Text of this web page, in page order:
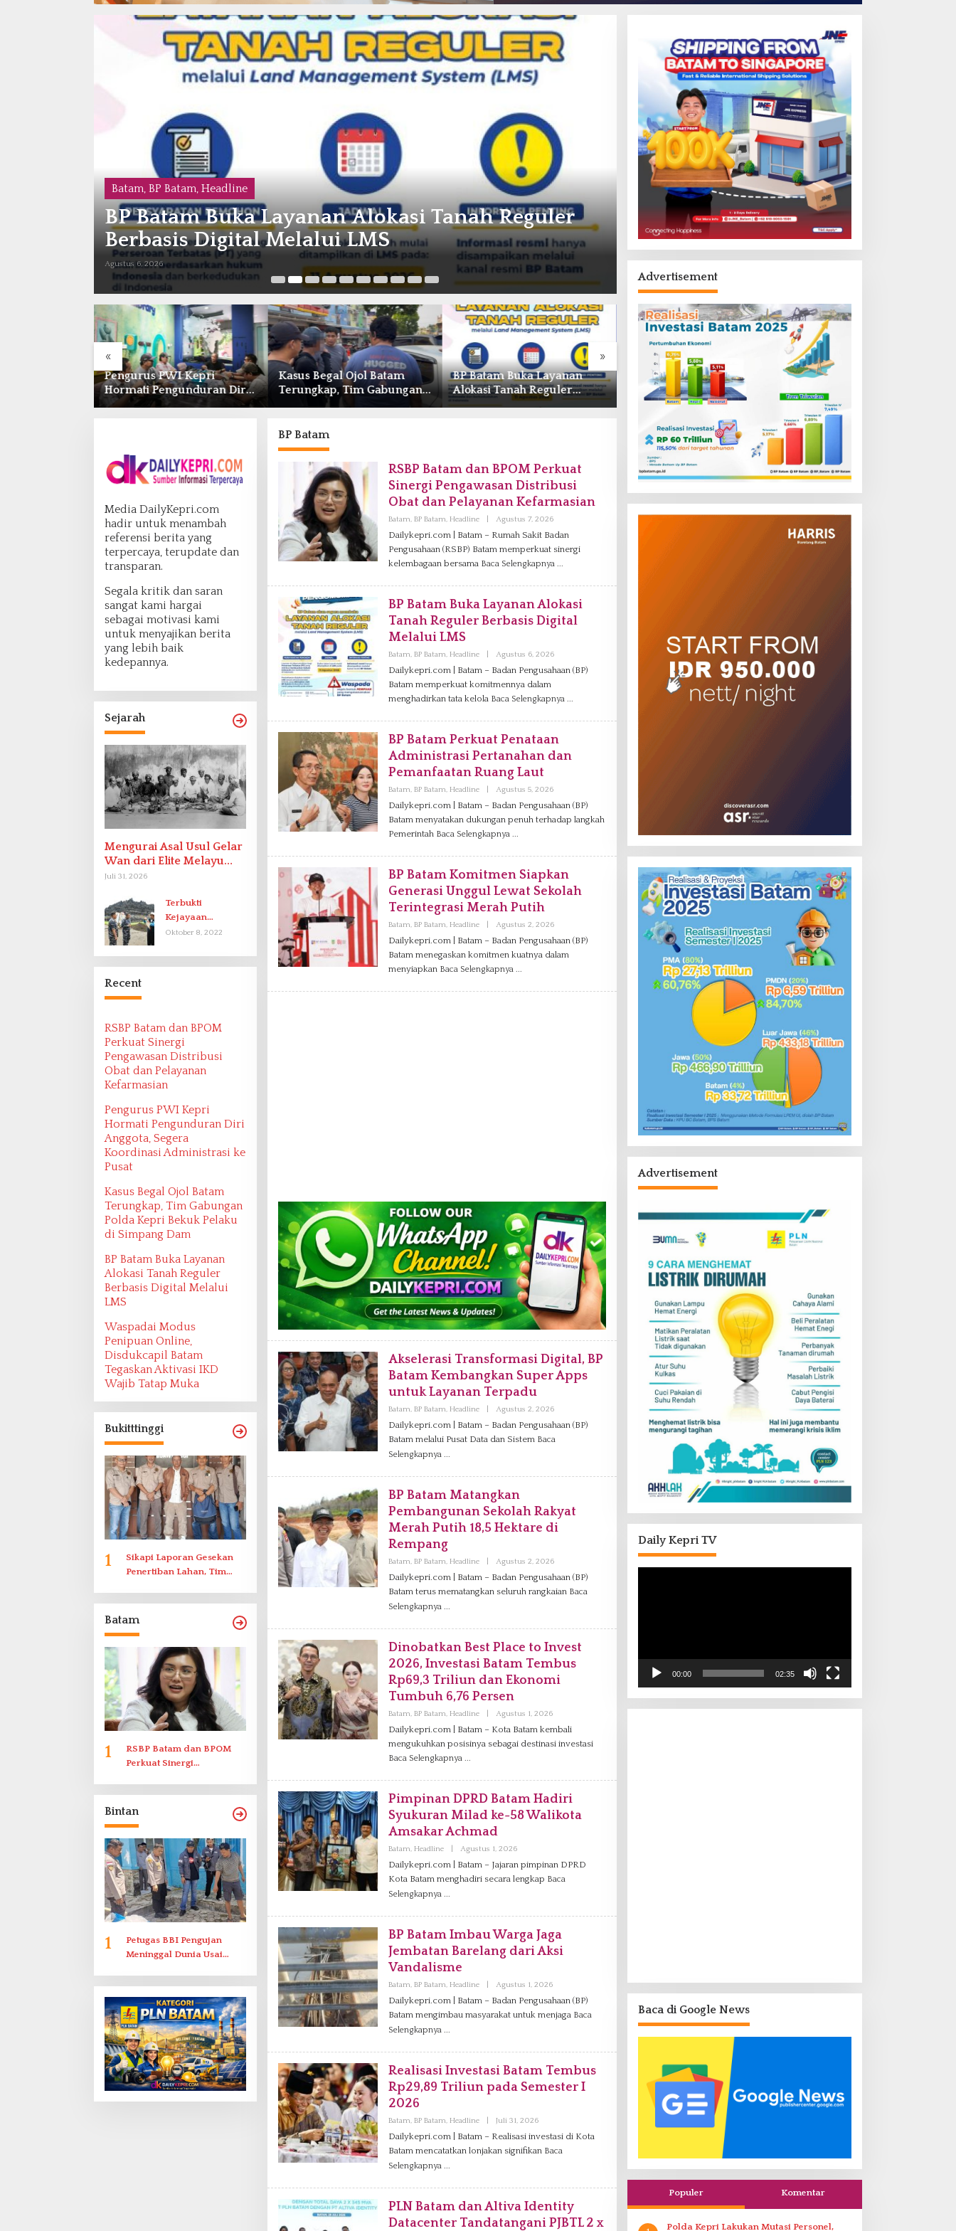
Batam, BP Batam, Headline
BP Batam Buka Layanan Alokasi Tanah Reguler
Berbasis Digital Melalui LMS
Agustus 6, 2026
Batam,BP Batam,Headline
BP Batam Perkuat Penataan
Pertanahan dan Pemanfaatan
« »
Pengurus PWI Kepri
Hormati Pengunduran Diri
Anggota, Segera Koordinasi
Kasus Begal Ojol Batam
Terungkap, Tim Gabungan
Polda Kepri Bekuk Pelaku di
BP Batam Buka Layanan
Alokasi Tanah Reguler
Berbasis Digital Melalui LMS
Waspadai Modus Penipuan
Online, Disdukcapil Batam
Tegaskan Aktivasi IKD Wajib
Air Batam Hilir Lakukan
Pemeliharaan Control
Valve, Ini Daftar Area
Terdampak
Media DailyKepri.com
hadir untuk menambah
referensi berita yang
terpercaya, terupdate dan
transparan.
Segala kritik dan saran
sangat kami hargai
sebagai motivasi kami
untuk menyajikan berita
yang lebih baik
kedepannya.
Sejarah
Mengurai Asal Usul Gelar
Wan dari Elite Melayu
Hingga Populer di
Juli 31, 2026
Terbukti
Kejayaan
Indonesia pada
Oktober 8, 2022
Recent
RSBP Batam dan BPOM
Perkuat Sinergi
Pengawasan Distribusi
Obat dan Pelayanan
Kefarmasian
Pengurus PWI Kepri
Hormati Pengunduran Diri
Anggota, Segera
Koordinasi Administrasi ke
Pusat
Kasus Begal Ojol Batam
Terungkap, Tim Gabungan
Polda Kepri Bekuk Pelaku
di Simpang Dam
BP Batam Buka Layanan
Alokasi Tanah Reguler
Berbasis Digital Melalui
LMS
Waspadai Modus
Penipuan Online,
Disdukcapil Batam
Tegaskan Aktivasi IKD
Wajib Tatap Muka
Bukitttinggi
1
Sikapi Laporan Gesekan
Penertiban Lahan, Tim
Batam
1
RSBP Batam dan BPOM
Perkuat Sinergi
Bintan
1
Petugas BBI Pengujan
Meninggal Dunia Usai
BP Batam
RSBP Batam dan BPOM Perkuat
Sinergi Pengawasan Distribusi
Obat dan Pelayanan Kefarmasian
Batam, BP Batam, Headline Agustus 7, 2026O
E
H
G
Dailykepri.com | Batam – Rumah Sakit Badan
Pengusahaan (RSBP) Batam memperkuat sinergi
kelembagaan bersama Baca Selengkapnya
BP Batam Buka Layanan Alokasi
Tanah Reguler Berbasis Digital
Melalui LMS
Batam, BP Batam, Headline Agustus 6, 2026O
E
A
G
Dailykepri.com | Batam – Badan Pengusahaan (BP)
Batam memperkuat komitmennya dalam
menghadirkan tata kelola Baca Selengkapnya
BP Batam Perkuat Penataan
Administrasi Pertanahan dan
Pemanfaatan Ruang Laut
Batam, BP Batam, Headline Agustus 5, 2026O
E
H
G
Dailykepri.com | Batam – Badan Pengusahaan (BP)
Batam menyatakan dukungan penuh terhadap langkah
Pemerintah Baca Selengkapnya
BP Batam Komitmen Siapkan
Generasi Unggul Lewat Sekolah
Terintegrasi Merah Putih
Batam, BP Batam, Headline Agustus 2, 2026O
E
H
Dailykepri.com | Batam – Badan Pengusahaan (BP)
Batam menegaskan komitmen kuatnya dalam
menyiapkan Baca Selengkapnya
Akselerasi Transformasi Digital, BP
Batam Kembangkan Super Apps
untuk Layanan Terpadu
Batam, BP Batam, Headline Agustus 2, 2026O
E
H
I
Dailykepri.com | Batam – Badan Pengusahaan (BP)
Batam melalui Pusat Data dan Sistem Baca
Selengkapnya
BP Batam Matangkan
Pembangunan Sekolah Rakyat
Merah Putih 18,5 Hektare di
Rempang
Batam, BP Batam, Headline Agustus 2, 2026O
E
H
I
G
Dailykepri.com | Batam – Badan Pengusahaan (BP)
Batam terus mematangkan seluruh rangkaian Baca
Selengkapnya
Dinobatkan Best Place to Invest
2026, Investasi Batam Tembus
Rp69,3 Triliun dan Ekonomi
Tumbuh 6,76 Persen
Batam, BP Batam, Headline Agustus 1, 2026O
E
H
I
A
G
Dailykepri.com | Batam – Kota Batam kembali
mengukuhkan posisinya sebagai destinasi investasi
Baca Selengkapnya
Pimpinan DPRD Batam Hadiri
Syukuran Milad ke-58 Walikota
Amsakar Achmad
Batam, Headline Agustus 1, 2026O
E
H
I
G
Dailykepri.com | Batam – Jajaran pimpinan DPRD
Kota Batam menghadiri secara lengkap Baca
Selengkapnya
BP Batam Imbau Warga Jaga
Jembatan Barelang dari Aksi
Vandalisme
Batam, BP Batam, Headline Agustus 1, 2026O
E
H
I
A
G
Dailykepri.com | Batam – Badan Pengusahaan (BP)
Batam mengimbau masyarakat untuk menjaga Baca
Selengkapnya
Realisasi Investasi Batam Tembus
Rp29,89 Triliun pada Semester I
2026
Batam, BP Batam, Headline Juli 31, 2026O
E
H
I
G
Dailykepri.com | Batam – Realisasi investasi di Kota
Batam mencatatkan lonjakan signifikan Baca
Selengkapnya
PLN Batam dan Altiva Identity
Datacenter Tandatangani PJBTL 2 x
Advertisement
Advertisement
Daily Kepri TV
00:00 02:35
Baca di Google News
Populer Komentar
Polda Kepri Lakukan Mutasi Personel,